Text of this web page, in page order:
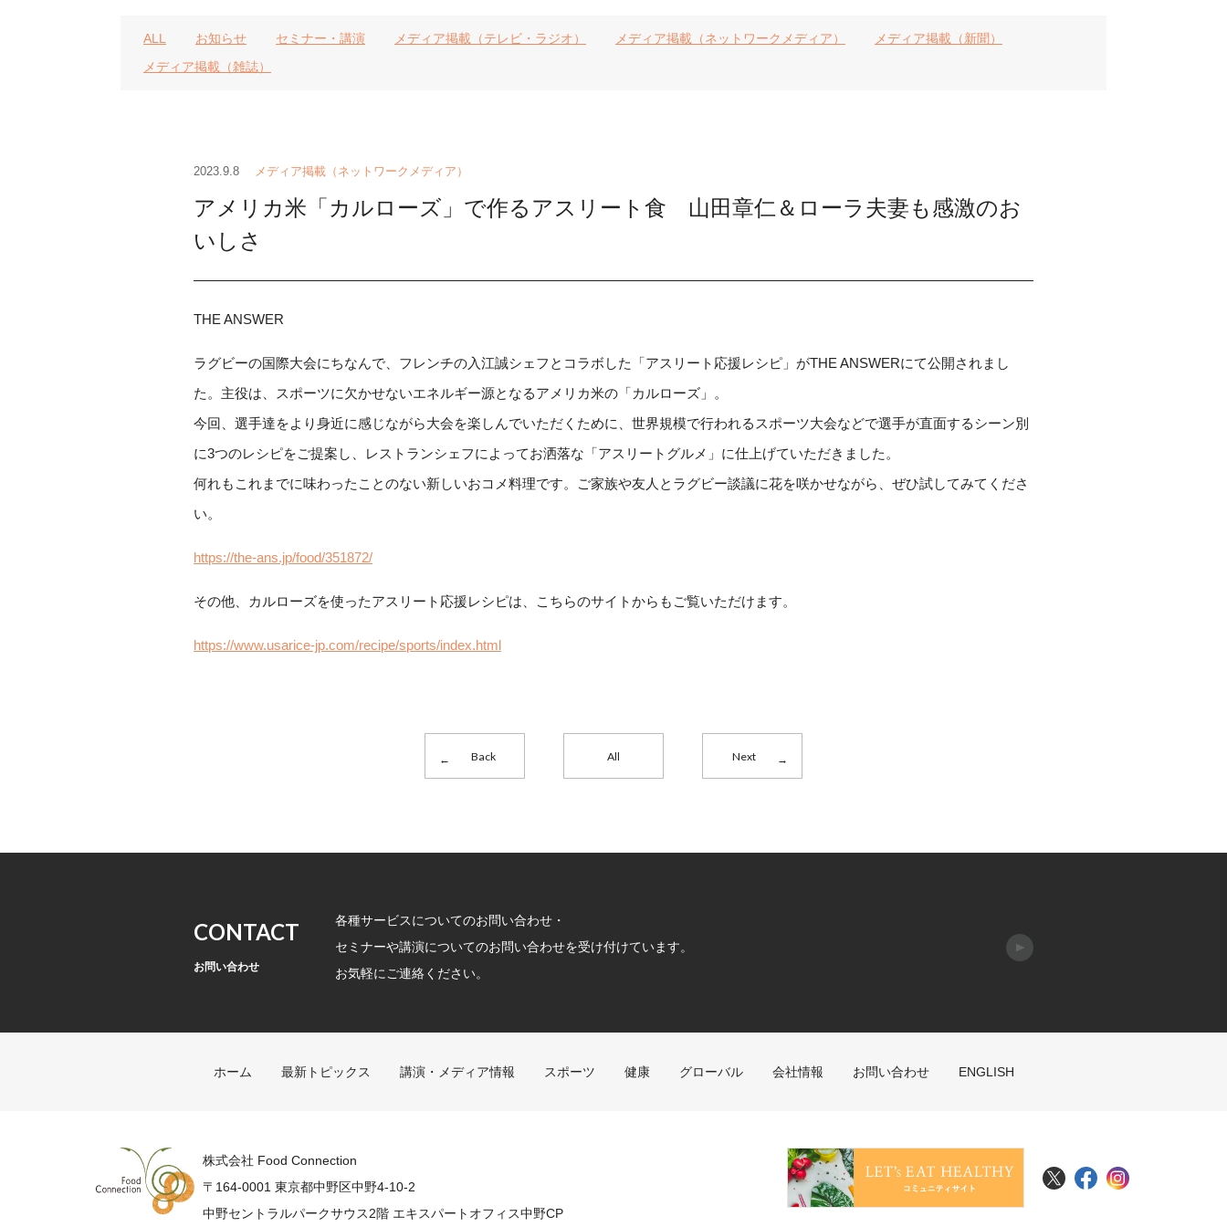
ALL お知らせ セミナー・講演 メディア掲載（テレビ・ラジオ） メディア掲載（ネットワークメディア）
メディア掲載（新聞）
メディア掲載（雑誌）
2023.9.8 メディア掲載（ネットワークメディア）
アメリカ米「カルローズ」で作るアスリート食 山田章仁＆ローラ夫妻も感激のお
いしさ
THE ANSWER
ラグビーの国際大会にちなんで、フレンチの入江誠シェフとコラボした「アスリート応援レシピ」がTHE ANSWERにて公開されまし
た。主役は、スポーツに欠かせないエネルギー源となるアメリカ米の「カルローズ」。
今回、選手達をより身近に感じながら大会を楽しんでいただくために、世界規模で行われるスポーツ大会などで選手が直面するシーン別
に3つのレシピをご提案し、レストランシェフによってお洒落な「アスリートグルメ」に仕上げていただきました。
何れもこれまでに味わったことのない新しいおコメ料理です。ご家族や友人とラグビー談議に花を咲かせながら、ぜひ試してみてくださ
い。
https://the-ans.jp/food/351872/
その他、カルローズを使ったアスリート応援レシピは、こちらのサイトからもご覧いただけます。
https://www.usarice-jp.com/recipe/sports/index.html
Back All Next
CONTACT
お問い合わせ
各種サービスについてのお問い合わせ・
セミナーや講演についてのお問い合わせを受け付けています。
お気軽にご連絡ください。
ホーム 最新トピックス 講演・メディア情報 スポーツ 健康 グローバル 会社情報 お問い合わせ ENGLISH
株式会社 Food Connection
〒164-0001 東京都中野区中野4-10-2
中野セントラルパークサウス2階 エキスパートオフィス中野CP